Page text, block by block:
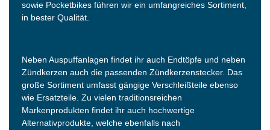
sowie Pocketbikes führen wir ein umfangreiches Sortiment,
in bester Qualität.
Neben Auspuffanlagen findet ihr auch Endtöpfe und neben
Zündkerzen auch die passenden Zündkerzenstecker. Das
große Sortiment umfasst gängige Verschleißteile ebenso
wie Ersatzteile. Zu vielen traditionsreichen
Markenprodukten findet ihr auch hochwertige
Alternativprodukte, welche ebenfalls nach